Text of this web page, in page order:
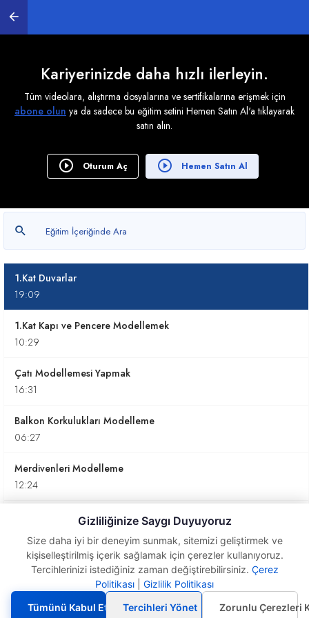
Kariyerinizde daha hızlı ilerleyin.
Tüm videolara, alıştırma dosyalarına ve sertifikalarına erişmek için
abone olun ya da sadece bu eğitim setini Hemen Satın Al'a tıklayarak
satın alın.
Oturum Aç Hemen Satın Al
4. Işıklar
0/ 7
5. Bina Modelleme
/ 10
Zemin Kat Duvarlar
Zemin Kat Kapı Pencere
10:44
1.Kat Duvarlar
19:09
1.Kat Kapı ve Pencere Modellemek
10:29
Çatı Modellemesi Yapmak
16:31
Balkon Korkulukları Modelleme
06:27
Merdivenleri Modelleme
12:24
Dış Kapı Modelleme
Bina Montaj
Duvarlar
Gizliliğinize Saygı Duyuyoruz
Size daha iyi bir deneyim sunmak, sitemizi geliştirmek ve
kişiselleştirilmiş içerik sağlamak için çerezler kullanıyoruz.
Tercihlerinizi istediğiniz zaman değiştirebilirsiniz. Çerez
Politikası
Gizlilik Politikası
Tümünü Kabul Et
Tercihleri Yönet Zorunlu Çerezleri